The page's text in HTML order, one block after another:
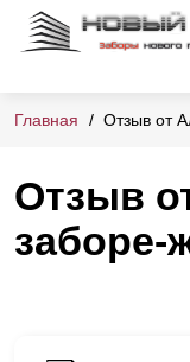
Главная Отзыв от
Отзыв
заборе-